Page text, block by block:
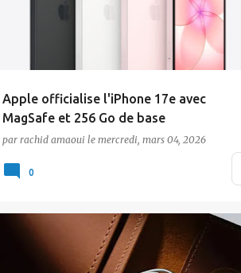
Apple officialise l'iPhone 17e avec
MagSafe et 256 Go de base
Congress pour officialiser l'iPhone 17e,
par rachid amaoui le mercredi, mars 04, 2026
0
Xiaomi